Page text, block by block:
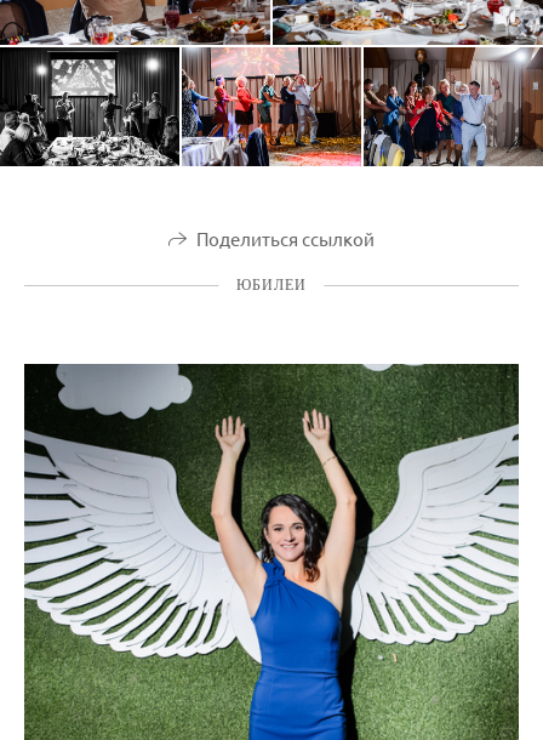
Поделиться ссылкой
ЮБИЛЕИ